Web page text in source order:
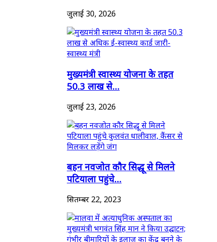
जुलाई 30, 2026
मुख्यमंत्री स्वास्थ्य योजना के तहत
50.3 लाख से...
जुलाई 23, 2026
बहन नवजोत कौर सिद्धू से मिलने
पटियाला पहुंचे...
सितम्बर 22, 2023